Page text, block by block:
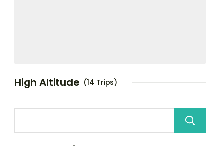
High Altitude (14 Trips)